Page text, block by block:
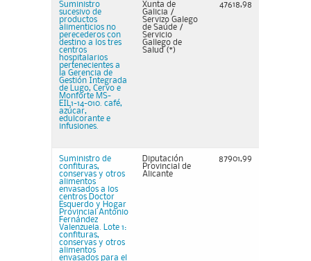
Suministro
sucesivo de
productos
alimenticios no
perecederos con
destino a los tres
centros
hospitalarios
pertenecientes a
la Gerencia de
Gestión Integrada
de Lugo, Cervo e
Monforte MS-
EIL1-14-010. café,
azúcar,
edulcorante e
infusiones.
Xunta de
Galicia /
Servizo Galego
de Saúde /
Servicio
Gallego de
Salud (*)
47618,98
Suministro de
confituras,
conservas y otros
alimentos
envasados a los
centros Doctor
Esquerdo y Hogar
Provincial Antonio
Fernández
Valenzuela. Lote 1:
confituras,
conservas y otros
alimentos
envasados para el
Diputación
Provincial de
Alicante
87901,99